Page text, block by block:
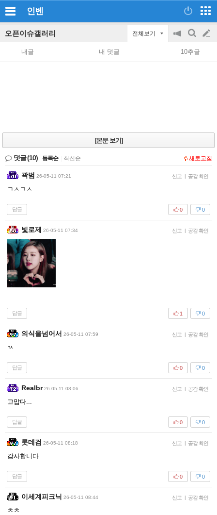
인벤
오픈이슈갤러리 전체보기
공
지
on/off
검
색
글
쓰
내글 내 댓글 10추글
[본문 보기]
댓글(10) 등록순 최신순 새로고침
곽범 26-05-11 07:21 신고 | 공감 확인
ㄱㅅㄱㅅ
답글 0
0
빛로제 26-05-11 07:34 신고 | 공감 확인
답글 0
1
의식을넘어서 26-05-11 07:59 신고 | 공감 확인
ㄳ
답글 0
0
Realbr 26-05-11 08:06 신고 | 공감 확인
고맙다...
답글 0
0
롯데검 26-05-11 08:18 신고 | 공감 확인
감사합니다
답글 0
0
이세계피크닉 26-05-11 08:44 신고 | 공감 확인
ㅊㅊ